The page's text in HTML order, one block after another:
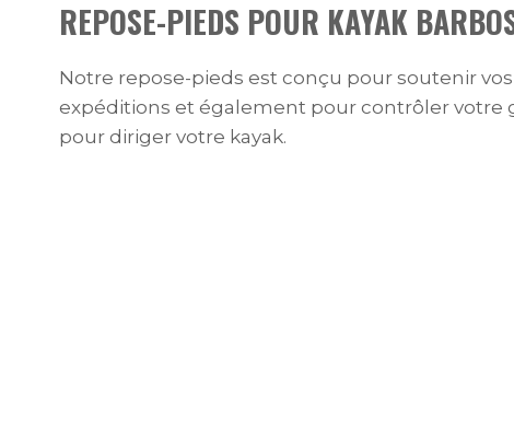
REPOSE-PIEDS POUR KAYAK
Notre repose-pieds est conçu pour soutenir
expéditions et également pour contrôler votre
pour diriger votre kayak.